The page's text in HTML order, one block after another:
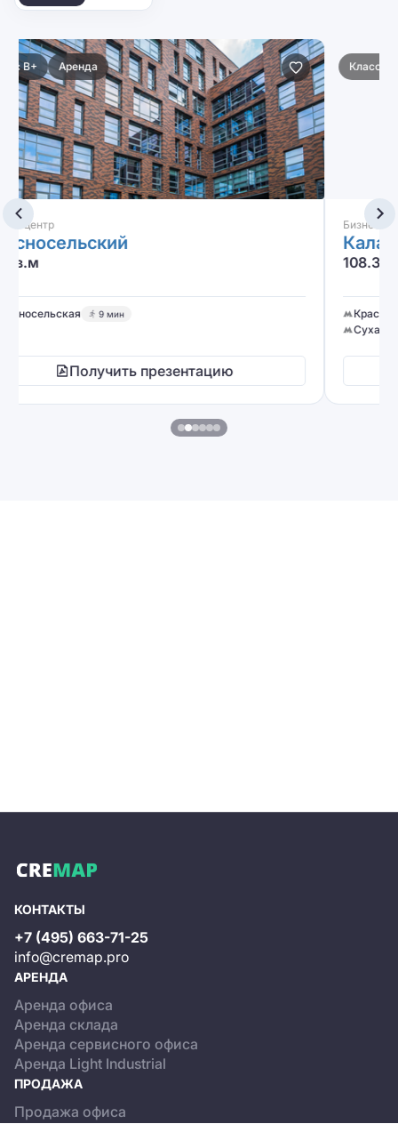
Класс B+ Аренда
Бизнес-центр
Каланчевская Плаза
108.3 — 158.5 кв.м
Красносельская
Получить презентацию
КОНТАКТЫ
+7 (495) 663-71-25
info@cremap.pro
АРЕНДА
Аренда офиса
Аренда склада
Аренда сервисного офиса
Аренда Light Industrial
ПРОДАЖА
Продажа офиса